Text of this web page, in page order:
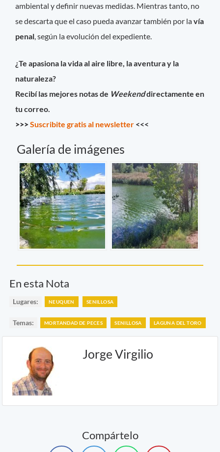
ambiental y definir nuevas medidas. Mientras tanto, no
se descarta que el caso pueda avanzar también por lavía
penal, según la evolución del expediente.
¿Te apasiona la vida al aire libre, la aventura y la
naturaleza?
Recibí las mejores notas de Weekenddirectamente en
tu correo.
>>>Suscribite gratis al newsletter <<<
Galería de imágenes
En esta Nota
Lugares: NEUQUEN SENILLOSA
Temas: MORTANDAD DE PECES SENILLOSA LAGUNA DEL TORO
Jorge Virgilio
Compártelo